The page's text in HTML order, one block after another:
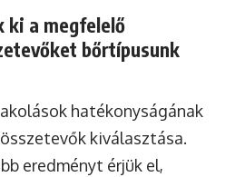
ki a megfelelő
bőrtípusunk
hatékonyságának
kiválasztása.
eredményt érjük el,